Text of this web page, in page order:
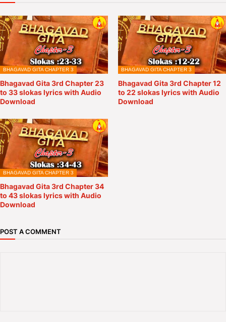
BHAGAVAD GITA CHAPTER 3
Bhagavad Gita 3rd Chapter 23
to 33 slokas lyrics with Audio
Download
BHAGAVAD GITA CHAPTER 3
Bhagavad Gita 3rd Chapter 12
to 22 slokas lyrics with Audio
Download
BHAGAVAD GITA CHAPTER 3
Bhagavad Gita 3rd Chapter 34
to 43 slokas lyrics with Audio
Download
POST A COMMENT